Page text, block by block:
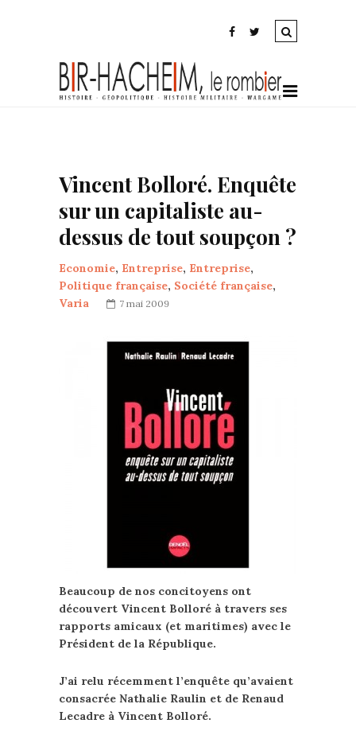
Vincent Bolloré. Enquête
sur un capitaliste au-
dessus de tout soupçon ?
Economie, Entreprise, Entreprise,
Politique française, Société française,
Varia
7 mai 2009
Beaucoup de nos concitoyens ont
découvert Vincent Bolloré à travers ses
rapports amicaux (et maritimes) avec le
Président de la République.
J’ai relu récemment l’enquête qu’avaient
consacrée Nathalie Raulin et de Renaud
Lecadre à Vincent Bolloré.